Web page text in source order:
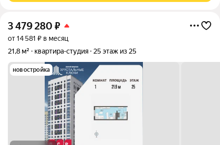
3 479 280 ₽
от 14 581 ₽ в месяц
21,8 м²
квартира-студия 25 этаж из 25
новостройка